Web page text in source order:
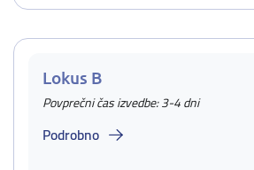
Lokus B
Povprečni čas izvedbe: 3-4 dni
Podrobno